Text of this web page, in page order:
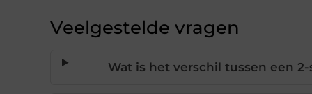
Veelgestelde vragen
Wat is het verschil tussen een